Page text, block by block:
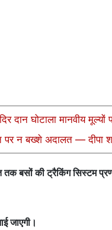
दान घोटाला मानवीय
पर न बख्शे अदालत — दीपा
बसों की ट्रैकिंग सिस्टम
जाएगी।